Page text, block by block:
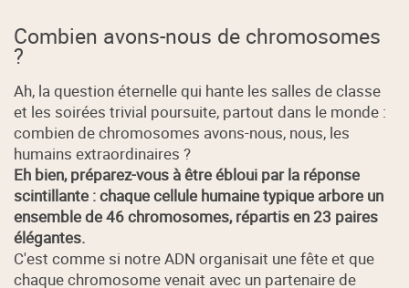
Combien avons-nous de chromosomes
?
Ah, la question éternelle qui hante les salles de classe
et les soirées trivial poursuite, partout dans le monde :
combien de chromosomes avons-nous, nous, les
humains extraordinaires ?
Eh bien, préparez-vous à être ébloui par la réponse
scintillante : chaque cellule humaine typique arbore un
ensemble de 46 chromosomes, répartis en 23 paires
élégantes.
C'est comme si notre ADN organisait une fête et que
chaque chromosome venait avec un partenaire de